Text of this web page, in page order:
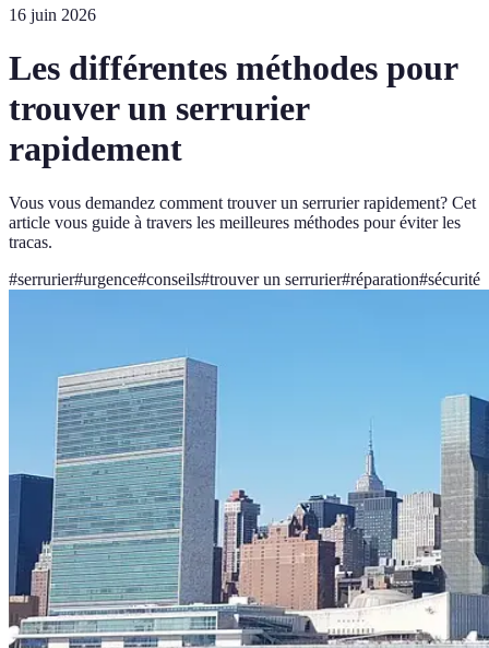
16 juin 2026
Les différentes méthodes pour
trouver un serrurier
rapidement
Vous vous demandez comment trouver un serrurier rapidement? Cet
article vous guide à travers les meilleures méthodes pour éviter les
tracas.
#serrurier#urgence#conseils#trouver un serrurier#réparation#sécurité